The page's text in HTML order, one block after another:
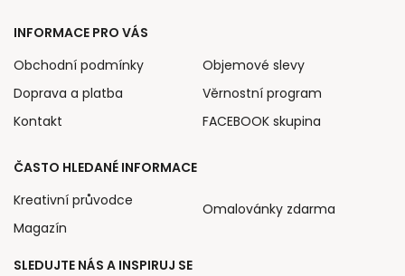
SLEDUJTE NÁS A INSPIRUJ SE
INFORMACE PRO VÁS
Obchodní podmínky
Doprava a platba
Kontakt
Objemové slevy
Věrnostní program
FACEBOOK skupina
ČASTO HLEDANÉ INFORMACE
Kreativní průvodce
Magazín
Omalovánky zdarma